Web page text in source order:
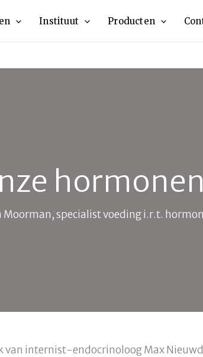
Instituut Producten
hormonen
Moorman, specialist voeding i.r.t.
van internist-endocrinoloog Max